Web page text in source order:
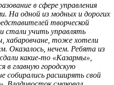
в сфере управления
На одной из модных и дорогих
творческой
стали учить управлять
хабаровчане, тоже хотели
Оказалось, нечем. Ребята из
какие-то «Казармы»,
в главную городскую
собирались расширять свой